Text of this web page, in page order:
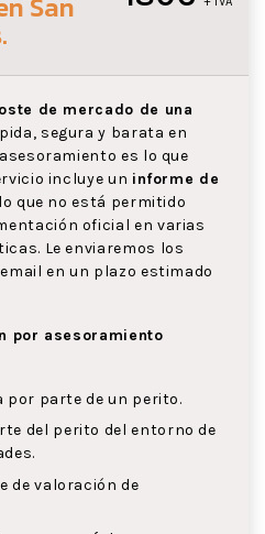
.
de mercado de una
segura y barata en
es lo que
incluye un informe de
que no está permitido
oficial en varias
Le enviaremos los
en un plazo estimado
por asesoramiento
por parte de un perito.
del perito del entorno de
de valoración de